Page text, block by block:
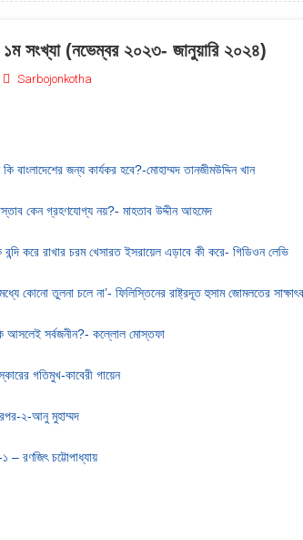
১ম সংখ্যা (নভেম্বর ২০২৩- জানুয়ারি ২০২৪)
Sarbojonkotha
কি বাংলাদেশের জন্য কার্যকর হবে?-মোহাম্মদ তানজীমউদ্দিন খান
কেন গ্রহণযোগ্য নয়?- মাহতাব উদ্দীন আহমেদ
বন্দি করে রাখার চরম খেসারত ইসরায়েল এড়াবে কী করে- গিডিওন লেভি
কোনো তুলনা চলে না’- ফিলিস্তিনের রাষ্ট্রদূত হুসাম জোমলতের
আসলেই সর্বজনীন?- কল্লোল মোস্তফা
গতিমুখ-কাবেরী গায়েন
২-আনু মুহাম্মদ
– রণজিৎ চট্টোপাধ্যায়